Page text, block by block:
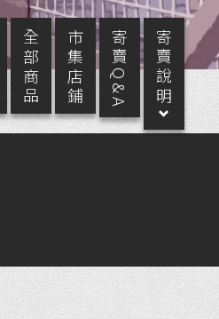
全 部 商 品 市 集 店 鋪 寄 賣 Q & A 寄 賣 說 明